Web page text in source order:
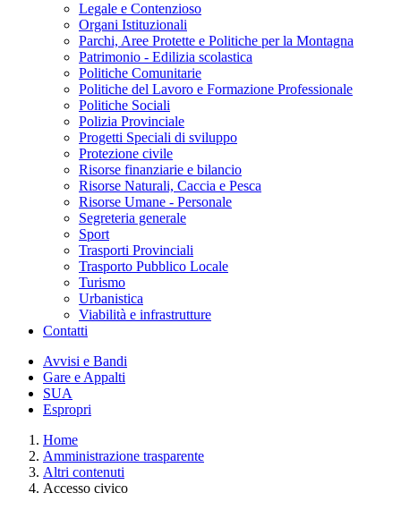
Legale e Contenzioso
Organi Istituzionali
Parchi, Aree Protette e Politiche per la Montagna
Patrimonio - Edilizia scolastica
Politiche Comunitarie
Politiche del Lavoro e Formazione Professionale
Politiche Sociali
Polizia Provinciale
Progetti Speciali di sviluppo
Protezione civile
Risorse finanziarie e bilancio
Risorse Naturali, Caccia e Pesca
Risorse Umane - Personale
Segreteria generale
Sport
Trasporti Provinciali
Trasporto Pubblico Locale
Turismo
Urbanistica
Viabilità e infrastrutture
Contatti
Avvisi e Bandi
Gare e Appalti
SUA
Espropri
Home
Amministrazione trasparente
Altri contenuti
Accesso civico